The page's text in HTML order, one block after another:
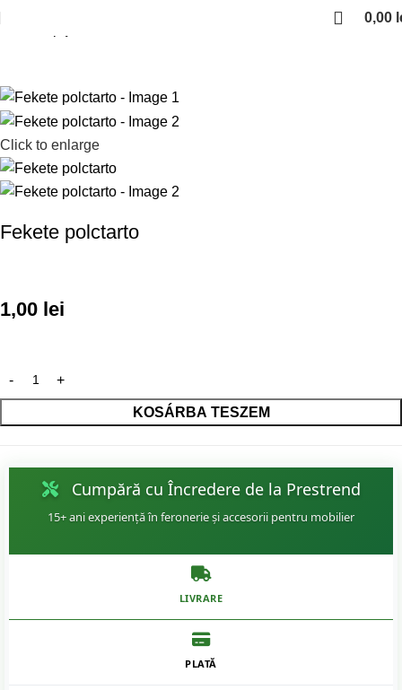
0,00
Click to enlarge
Fekete polctarto
1,00 lei
KOSÁRBA TESZEM
Cumpără cu Încredere de la Prestrend
15+ ani experiență în feronerie și accesorii pentru mobilier
LIVRARE
PLATĂ